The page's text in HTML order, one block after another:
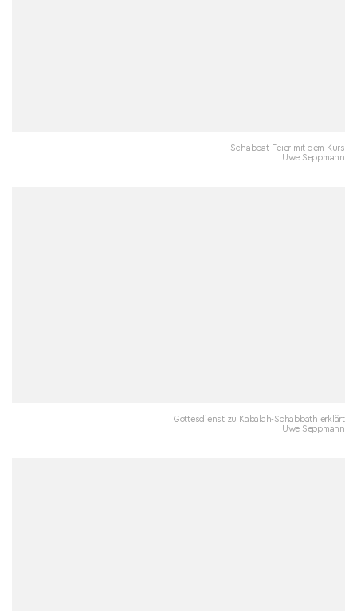
Schabbat-Feier mit dem Kurs
Uwe Seppmann
Gottesdienst zu Kabalah-Schabbath erklärt
Uwe Seppmann